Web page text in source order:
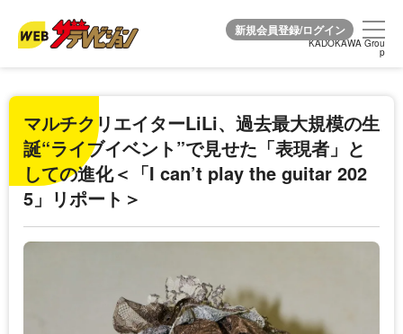
KADOKAWA Grou
p
KADOKAWA Grou
p
マルチクリエイターLiLi、過去最大規模の生
誕“ライブイベント”で見せた「表現者」と
しての進化＜「I can’t play the guitar 202
5」リポート＞